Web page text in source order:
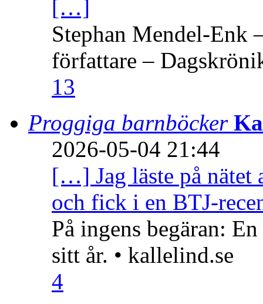
[…]
Stephan Mendel-Enk
författare –
13
Proggiga barnböcker
2026-05-04 21:44
[…] Jag läste på nätet
och fick i en BTJ-
På ingens begäran:
sitt år. • kallelind.se
4